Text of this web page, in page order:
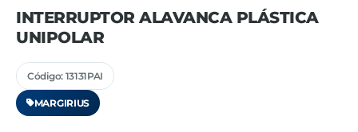
INTERRUPTOR ALAVANCA PLÁSTICA
UNIPOLAR
Código: 13131PAI
MARGIRIUS